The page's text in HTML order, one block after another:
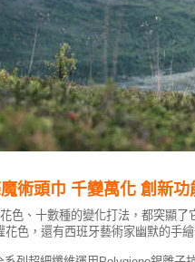
術頭巾 千變萬化 創新
色、十數種的變化打法，都突顯
花色，還有西班牙藝術家幽默的手